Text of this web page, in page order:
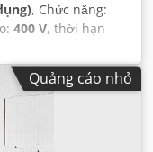
, Chức năng:
400 V, thời hạn
DGUV đến:
, tổng chiều dài:
, tổng chiều cao:
số đầu vào:
cầu không gian chiều
mm
Quảng cáo nhỏ